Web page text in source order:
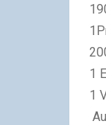
1
1